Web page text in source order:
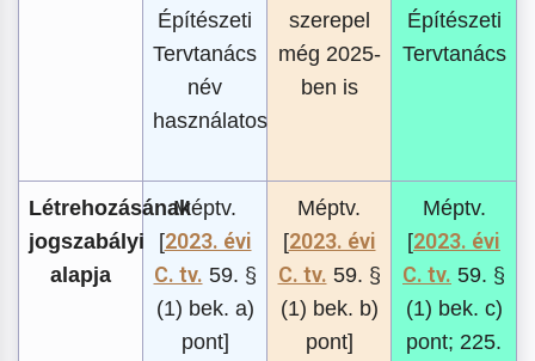
Építészeti
Tervtanács
név
használatos
szerepel
még 2025-
ben is
Építészeti
Tervtanács
Létrehozásának
jogszabályi
alapja
Méptv.
[2023. évi
C. tv. 59. §
(1) bek. a)
pont]
Méptv.
[2023. évi
C. tv. 59. §
(1) bek. b)
pont]
Méptv.
[2023. évi
C. tv. 59. §
(1) bek. c)
pont; 225.